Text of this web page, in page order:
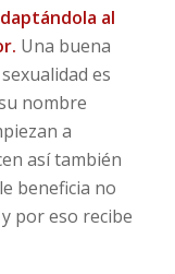
al
Una buena
es
nombre
a
así también
beneficia no
por eso recibe